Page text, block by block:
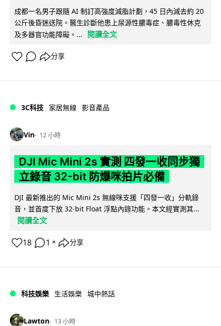
成都一名男子跟隨 AI 制訂高強度減脂計劃，45 日內減去約 20
公斤後昏迷送院。醫生診斷他患上尿源性膿毒症、膿毒性休克
及多器官功能障礙。...
閱讀全文
分享
3C科技 家居無線 影音產品
Vin 12 小時
DJI Mic Mini 2s 實測 四發一收同步獨
立錄音 32-bit 防爆咪拍片必備
DJI 最新推出的 Mic Mini 2s 無線咪支援「四發一收」分軌錄
音，並首度下放 32-bit Float 浮點內錄功能。本文經實測其...
閱讀全文
18 1 ↗ 分享
科技娛樂 生活娛樂 城中熱話
Lawton 13 小時